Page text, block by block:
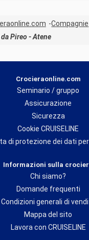
Compagnie
Pireo - Atene
Crocieraonline.com
Seminario / gruppo
Assicurazione
Sicurezza
Cookie CRUISELINE
di protezione dei dati
Informazioni sulla
Chi siamo?
Domande frequenti
Condizioni generali di
Mappa del sito
Lavora con CRUISELINE